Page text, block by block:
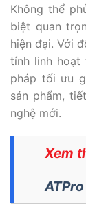
Không thể
biệt quan
hiện đại. Với
tính linh hoạt
pháp tối ưu
sản phẩm,
nghệ mới.
Xem